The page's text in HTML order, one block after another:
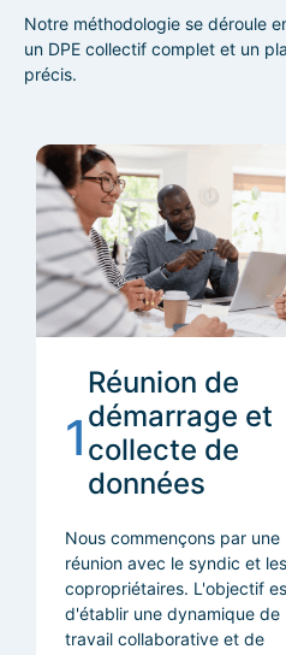
Notre méthodologie se déroule
un DPE collectif complet et un
précis.
1
Réunion de
démarrage et
collecte de
données
Nous commençons par une
réunion avec le syndic et les
copropriétaires. L'objectif
d'établir une dynamique de
travail collaborative et de